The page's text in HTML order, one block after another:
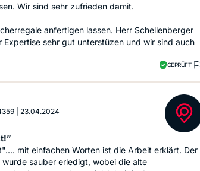
Wir sind sehr zufrieden damit.
anfertigen lassen. Herr Schellenberger
Expertise sehr gut unterstüzen und wir sind auch
GEPRÜFT
23.04.2024
mit einfachen Worten ist die Arbeit erklärt. Der
sauber erledigt, wobei die alte